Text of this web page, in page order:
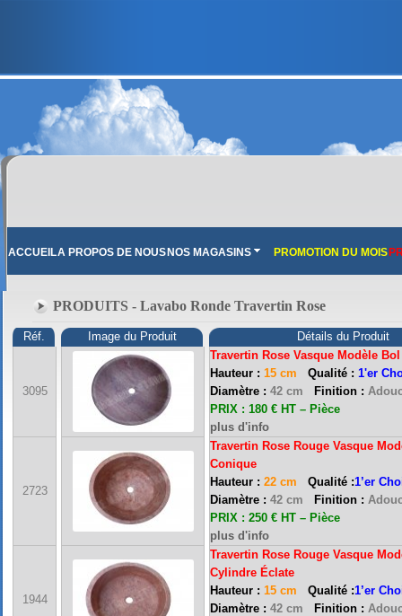
ACCUEILA PROPOS DE NOUS NOS MAGASINS PROMOTION DU MOIS
PRODUITS - Lavabo Ronde Travertin Rose
Réf. Image du Produit Détails du Produit
3095
Travertin Rose Vasque Modèle
Hauteur : 15 cm Qualité : 1'er
Diamètre : 42 cm Finition :
PRIX : 180 € HT – Pièce
plus d'info
2723
Travertin Rose Rouge Vasque
Conique
Hauteur : 22 cm Qualité :1’er
Diamètre : 42 cm Finition :
PRIX : 250 € HT – Pièce
plus d'info
1944
Travertin Rose Rouge Vasque
Cylindre Éclate
Hauteur : 15 cm Qualité :1’er
Diamètre : 42 cm Finition :